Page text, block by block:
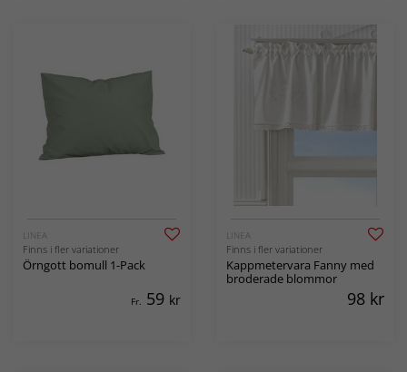
LINEA
Finns i fler variationer
Örngott bomull 1-Pack
Fr. 59 kr
LINEA
Finns i fler variationer
Kappmetervara Fanny med
broderade blommor
98 kr